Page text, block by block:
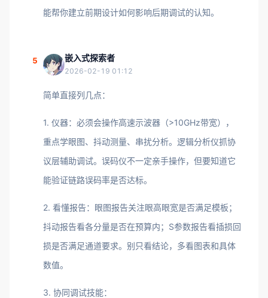
能帮你建立前期设计如何影响后期调试的认知。
5 嵌入式探索者
2026-02-19 01:12
简单直接列几点：
1. 仪器：必须会操作高速示波器（>10GHz带宽），
重点学眼图、抖动测量、串扰分析。逻辑分析仪抓协
议层辅助调试。误码仪不一定亲手操作，但要知道它
能验证链路误码率是否达标。
2. 看懂报告：眼图报告关注眼高眼宽是否满足模板；
抖动报告看各分量是否在预算内；S参数报告看插损回
损是否满足通道要求。别只看结论，多看图表和具体
数值。
3. 协同调试技能：